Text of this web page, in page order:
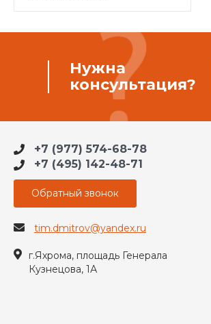
Нужна
консультация?
+7 (977) 574-68-78
+7 (495) 142-48-71
Обратный звонок
tim.dmitrov@yandex.ru
г.Яхрома, площадь Генерала
Кузнецова, 1А